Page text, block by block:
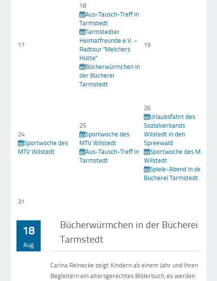
17
18
Aus-Tausch-Treff in
Tarmstedt
Tarmstedter
Heimatfreunde e.V. -
Radtour "Melchers
Hütte"
Bücherwürmchen in
der Bücherei
Tarmstedt
19
24
Sportwoche des
MTV Wilstedt
25
Sportwoche des
MTV Wilstedt
Aus-Tausch-Treff in
Tarmstedt
26
Urlaubsfahrt des
Sozialverbands
Wilstedt in den
Spreewald
Sportwoche des MTV
Wilstedt
Spiele-Abend in der
Bücherei Tarmstedt
31
18
Aug
Bücherwürmchen in der Bücherei
Tarmstedt
Carina Reinecke zeigt Kindern ab einem Jahr und ihren
Begleitern ein altersgerechtes Bilderbuch, es werden